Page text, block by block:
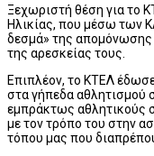
Ξεχωριστή θέση για το
Ηλικίας, που μέσω των
δεσμά» της απομόνωσης
της αρεσκείας τους.
Επιπλέον, το ΚΤΕΛ
στα γήπεδα αθλητισμού
εμπράκτως αθλητικούς
με τον τρόπο του στην
τόπου μας που